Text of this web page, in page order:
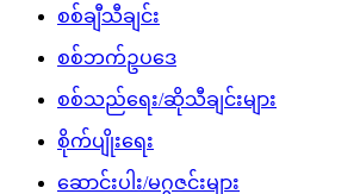
စစ်ချီသီချင်း
စစ်ဘက်ဥပဒေ
စစ်သည်ရေး/ဆိုသီချင်းများ
စိုက်ပျိုးရေး
ဆောင်းပါး/မဂ္ဂဇင်းများ